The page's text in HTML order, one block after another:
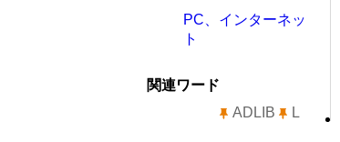
PC、インターネッ
ト
関連ワード
ADLIB
L